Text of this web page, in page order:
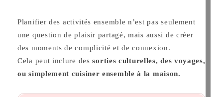
Planifier des activités ensemble n’est pas seulement
une question de plaisir partagé, mais aussi de créer
des moments de complicité et de connexion.
Cela peut inclure dessorties culturelles, des voyages,
ou simplement cuisiner ensemble à la maison.